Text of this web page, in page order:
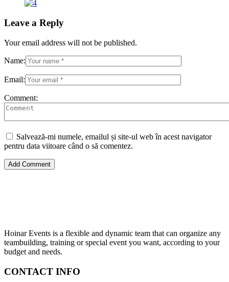
Leave a Reply
Your email address will not be published.
Name:
Email:
Comment:
Salvează-mi numele, emailul și site-ul web în acest navigator
pentru data viitoare când o să comentez.
Hoinar Events is a flexible and dynamic team that can organize any
teambuilding, training or special event you want, according to your
budget and needs.
CONTACT INFO